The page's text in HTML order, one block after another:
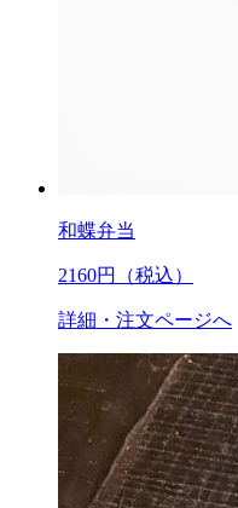
和蝶弁当
2160円（税込）
詳細・注文ページへ